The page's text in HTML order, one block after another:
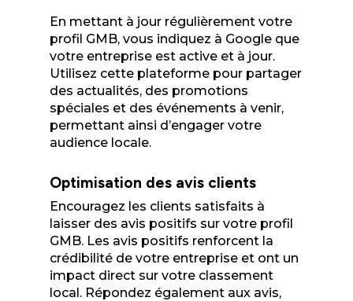
En mettant à jour régulièrement votre
profil GMB, vous indiquez à Google que
votre entreprise est active et à jour.
Utilisez cette plateforme pour partager
des actualités, des promotions
spéciales et des événements à venir,
permettant ainsi d’engager votre
audience locale.
Optimisation des avis clients
Encouragez les clients satisfaits à
laisser des avis positifs sur votre profil
GMB. Les avis positifs renforcent la
crédibilité de votre entreprise et ont un
impact direct sur votre classement
local. Répondez également aux avis,